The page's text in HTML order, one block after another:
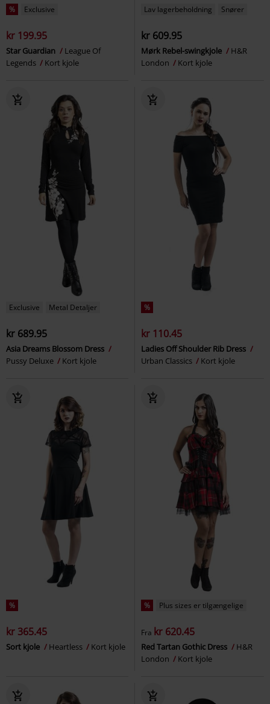
% Exclusive
kr 199.95
Star Guardian
League Of
Legends
Kort kjole
Lav lagerbeholdning Snører
kr 609.95
Mørk Rebel-swingkjole
H&R
London
Kort kjole
Exclusive Metal Detaljer
kr 689.95
Asia Dreams Blossom Dress
Pussy Deluxe
Kort kjole
%
kr 110.45
Ladies Off Shoulder Rib Dress
Urban Classics
Kort kjole
%
kr 365.45
Sort kjole Heartless Kort kjole
% Plus sizes er tilgængelige
Fra kr 620.45
Red Tartan Gothic Dress
H&R
London
Kort kjole